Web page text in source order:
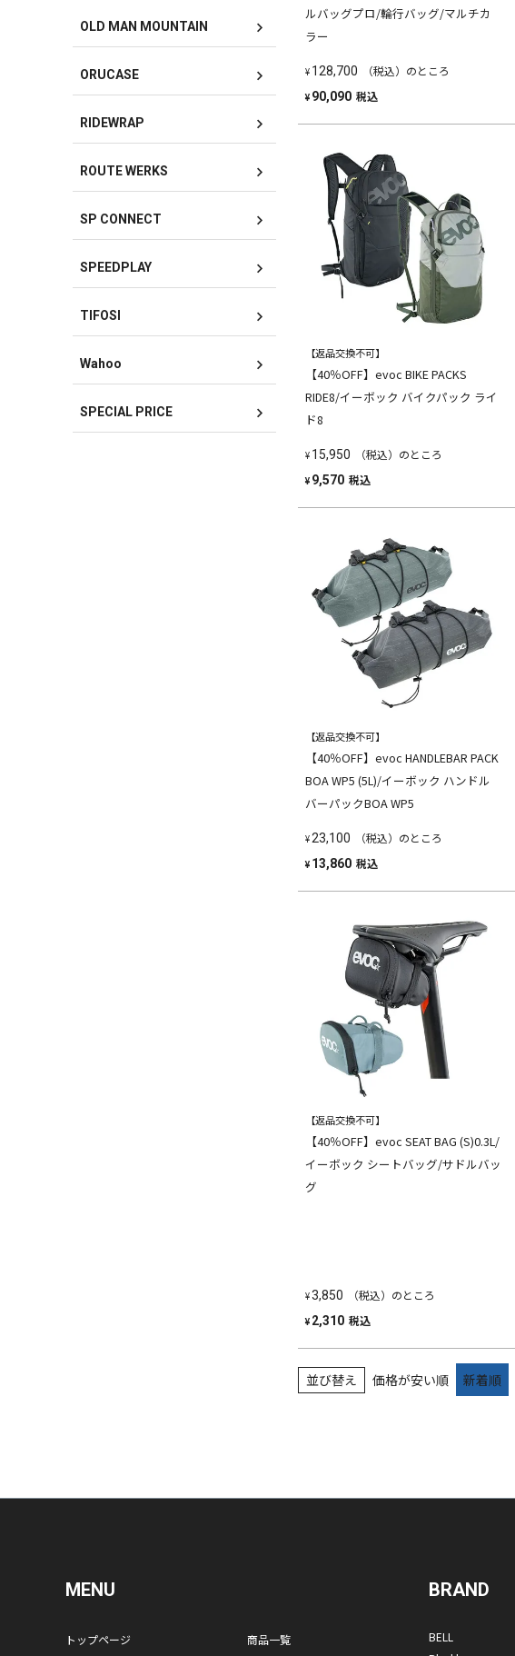
OLD MAN MOUNTAIN
ORUCASE
RIDEWRAP
ROUTE WERKS
SP CONNECT
SPEEDPLAY
TIFOSI
Wahoo
SPECIAL PRICE
ルバッグプロ/輪行バッグ/マルチカ
ラー
¥ 128,700 （税込）のところ
¥ 90,090 税込
【返品交換不可】
【40％OFF】evoc BIKE PACKS
RIDE8/イーボック バイクパック ライ
ド8
¥ 15,950 （税込）のところ
¥ 9,570 税込
【返品交換不可】
【40％OFF】evoc HANDLEBAR PACK
BOA WP5 (5L)/イーボック ハンドル
バーパックBOA WP5
¥23,100 （税込）のところ
¥ 13,860 税込
【返品交換不可】
【40％OFF】evoc SEAT BAG (S)0.3L/
イーボック シートバッグ/サドルバッ
グ
¥3,850 （税込）のところ
¥ 2,310 税込
並び替え 価格が安い順 新着順
MENU
トップページ 商品一覧
BRAND
BELL